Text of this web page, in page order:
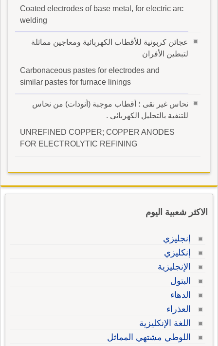
Coated electrodes of base metal, for electric arc
welding
عجائن كربونية للأقطاب الكهربائية ومعاجين مماثلة
لتبطين الأفران
Carbonaceous pastes for electrodes and
similar pastes for furnace linings
نحاس غير نقى ؛ أقطاب موجبة (أنودات) من نحاس
للتنفية بالتحليل الكهربائى .
UNREFINED COPPER; COPPER ANODES
FOR ELECTROLYTIC REFINING
الاكثر شعبية اليوم
إنجليزي
إنكليزي
الإنجليزية
البتول
الدهاء
العذراء
اللغة الإنكليزية
اللوطي مشتهي المماثل